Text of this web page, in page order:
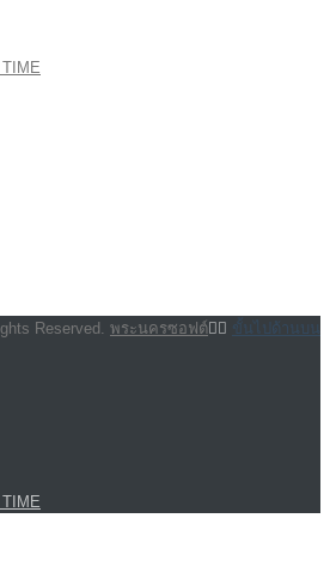
Reserved. พระนครซอฟต์ ขั้นไปด้านบน